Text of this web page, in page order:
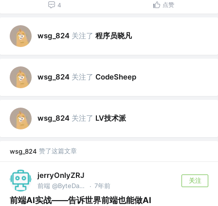
4 点赞
wsg_824 关注了 程序员晓凡
wsg_824 关注了 CodeSheep
wsg_824 关注了 LV技术派
wsg_824 赞了这篇文章
jerryOnlyZRJ
前端 @ByteDance · 7年前
关注
前端AI实战——告诉世界前端也能做AI